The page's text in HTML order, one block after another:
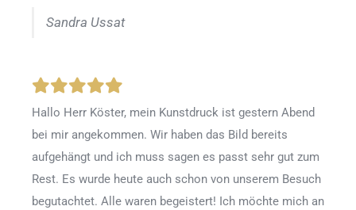
Sandra Ussat
Hallo Herr Köster, mein Kunstdruck ist gestern Abend
bei mir angekommen. Wir haben das Bild bereits
aufgehängt und ich muss sagen es passt sehr gut zum
Rest. Es wurde heute auch schon von unserem Besuch
begutachtet. Alle waren begeistert! Ich möchte mich an